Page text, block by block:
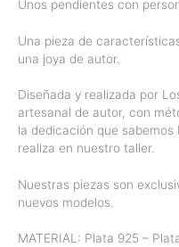
Unos pendientes con
Una pieza de
una joya de autor.
Diseñada y realizada por
artesanal de autor, con
la dedicación que
realiza en nuestro taller.
Nuestras piezas son
nuevos modelos.
MATERIAL: Plata 925 –